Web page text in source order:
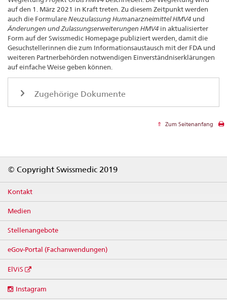
auf den 1. März 2021 in Kraft treten. Zu diesem Zeitpunkt werden
auch die FormulareNeuzulassung Humanarzneimittel HMV4 und
Änderungen und Zulassungserweiterungen HMV4 in aktualisierter
Form auf der Swissmedic Homepage publiziert werden, damit die
Gesuchstellerinnen die zum Informationsaustausch mit der FDA und
weiteren Partnerbehörden notwendigen Einverständniserklärungen
auf einfache Weise geben können.
Zugehörige Dokumente
Zum Seitenanfang
© Copyright Swissmedic 2019
Kontakt
Medien
Stellenangebote
eGov-Portal (Fachanwendungen)
ElViS
media
Instagram